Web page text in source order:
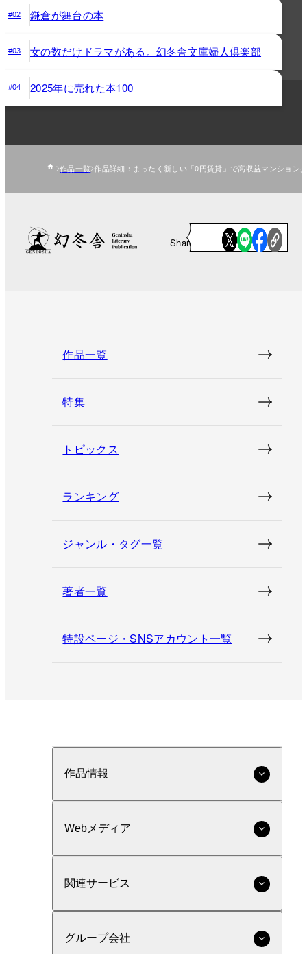
#02 鎌倉が舞台の本
#03 女の数だけドラマがある。幻冬舎文庫婦人倶楽部
#04 2025年に売れた本100
作品一覧 作品詳細：まったく新しい「0円賃貸」で高収益マンション
Share
作品一覧
特集
トピックス
ランキング
ジャンル・タグ一覧
著者一覧
特設ページ・SNSアカウント一覧
作品情報
Webメディア
関連サービス
グループ会社